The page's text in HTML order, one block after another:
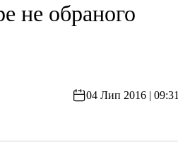
не обраного
04 Лип 2016 | 09:31